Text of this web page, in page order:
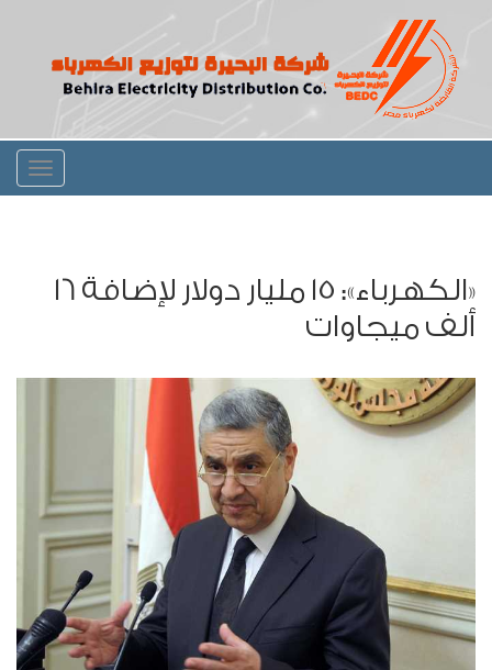
Toggle
«الكهرباء»: 15 مليار دولار لإضافة 16
ألف ميجاوات